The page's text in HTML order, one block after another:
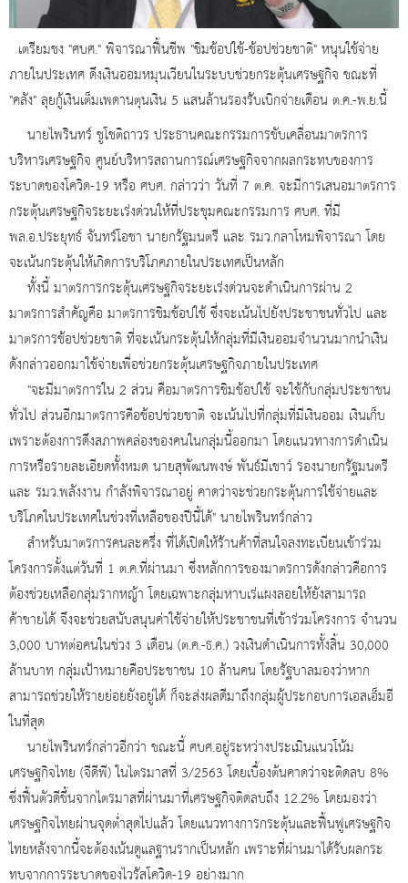
เตรียมชง "ศบศ." พิจารณาฟื้นชีพ "ชิมช้อปใช้-ช้อปช่วยชาติ" หนุนใช้จ่าย
ภายในประเทศ ดึงเงินออมหมุนเวียนในระบบช่วยกระตุ้นเศรษฐกิจ ขณะที่
"คลัง" ลุยกู้เงินเต็มเพดานตุนเงิน 5 แสนล้านรองรับเบิกจ่ายเดือน ต.ค.-พ.ย.นี้
นายไพรินทร์ ชูโชติถาวร ประธานคณะกรรมการขับเคลื่อนมาตรการ
บริหารเศรษฐกิจ ศูนย์บริหารสถานการณ์เศรษฐกิจจากผลกระทบของการ
ระบาดของโควิด-19 หรือ ศบศ. กล่าวว่า วันที่ 7 ต.ค. จะมีการเสนอมาตรการ
กระตุ้นเศรษฐกิจระยะเร่งด่วนให้ที่ประชุมคณะกรรมการ ศบศ. ที่มี
พล.อ.ประยุทธ์ จันทร์โอชา นายกรัฐมนตรี และ รมว.กลาโหมพิจารณา โดย
จะเน้นกระตุ้นให้เกิดการบริโภคภายในประเทศเป็นหลัก
ทั้งนี้ มาตรการกระตุ้นเศรษฐกิจระยะเร่งด่วนจะดำเนินการผ่าน 2
มาตรการสำคัญคือ มาตรการชิมช้อปใช้ ซึ่งจะเน้นไปยังประชาชนทั่วไป และ
มาตรการช้อปช่วยชาติ ที่จะเน้นกระตุ้นให้กลุ่มที่มีเงินออมจำนวนมากนำเงิน
ดังกล่าวออกมาใช้จ่ายเพื่อช่วยกระตุ้นเศรษฐกิจภายในประเทศ
"จะมีมาตรการใน 2 ส่วน คือมาตรการชิมช้อปใช้ จะใช้กับกลุ่มประชาชน
ทั่วไป ส่วนอีกมาตรการคือช้อปช่วยชาติ จะเน้นไปที่กลุ่มที่มีเงินออม เงินเก็บ
เพราะต้องการดึงสภาพคล่องของคนในกลุ่มนี้ออกมา โดยแนวทางการดำเนิน
การหรือรายละเอียดทั้งหมด นายสุพัฒนพงษ์ พันธ์มีเชาว์ รองนายกรัฐมนตรี
และ รมว.พลังงาน กำลังพิจารณาอยู่ คาดว่าจะช่วยกระตุ้นการใช้จ่ายและ
บริโภคในประเทศในช่วงที่เหลือของปีนี้ได้" นายไพรินทร์กล่าว
สำหรับมาตรการคนละครึ่ง ที่ได้เปิดให้ร้านค้าที่สนใจลงทะเบียนเข้าร่วม
โครงการตั้งแต่วันที่ 1 ต.ค.ที่ผ่านมา ซึ่งหลักการของมาตรการดังกล่าวคือการ
ต้องช่วยเหลือกลุ่มรากหญ้า โดยเฉพาะกลุ่มหาบเร่แผงลอยให้ยังสามารถ
ค้าขายได้ จึงจะช่วยสนับสนุนค่าใช้จ่ายให้ประชาชนที่เข้าร่วมโครงการ จำนวน
3,000 บาทต่อคนในช่วง 3 เดือน (ต.ค.-ธ.ค.) วงเงินดำเนินการทั้งสิ้น 30,000
ล้านบาท กลุ่มเป้าหมายคือประชาชน 10 ล้านคน โดยรัฐบาลมองว่าหาก
สามารถช่วยให้รายย่อยยังอยู่ได้ ก็จะส่งผลดีมาถึงกลุ่มผู้ประกอบการเอสเอ็มอี
ในที่สุด
นายไพรินทร์กล่าวอีกว่า ขณะนี้ ศบศ.อยู่ระหว่างประเมินแนวโน้ม
เศรษฐกิจไทย (จีดีพี) ในไตรมาสที่ 3/2563 โดยเบื้องต้นคาดว่าจะติดลบ 8%
ซึ่งฟื้นตัวดีขึ้นจากไตรมาสที่ผ่านมาที่เศรษฐกิจติดลบถึง 12.2% โดยมองว่า
เศรษฐกิจไทยผ่านจุดต่ำสุดไปแล้ว โดยแนวทางการกระตุ้นและฟื้นฟูเศรษฐกิจ
ไทยหลังจากนี้จะต้องเน้นดูแลฐานรากเป็นหลัก เพราะที่ผ่านมาได้รับผลกระ
ทบจากการระบาดของไวรัสโควิด-19 อย่างมาก